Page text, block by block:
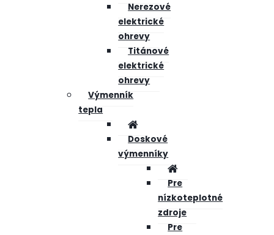
Nerezové
elektrické
ohrevy
Titánové
elektrické
ohrevy
Výmenník
tepla
Doskové
výmenníky
Pre
nízkoteplotné
zdroje
Pre